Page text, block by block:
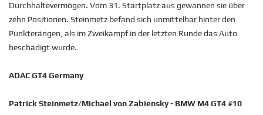
Durchhaltevermögen. Vom 31. Startplatz aus gewannen sie über
zehn Positionen. Steinmetz befand sich unmittelbar hinter den
Punkterängen, als im Zweikampf in der letzten Runde das Auto
beschädigt wurde.
ADAC GT4 Germany
Patrick Steinmetz/Michael von Zabiensky - BMW M4 GT4 #10